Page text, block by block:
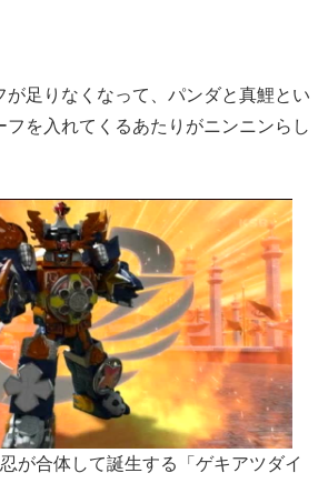
が足りなくなって、パンダと真鯉とい
フを入れてくるあたりがニンニンらし
が合体して誕生する「ゲキアツダイ